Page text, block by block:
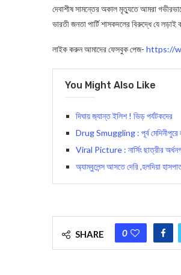
দেবাশীষ সামন্তের অকাল মৃত্যুতে আমরা
ভারতী জনতা পার্টি শাসকদলের বিরুদ্ধে যে
লাইক করুন আমাদের ফেসবুক পেজ- https://
You Might Also Like
দিঘায় জ‍্যান্ত ইলিশ ! ভিড় পর্যটকদের
Drug Smuggling : পূর্ব মেদিনীপুরে
Viral Picture : নার্সিং ছাত্রীর
অ্যাম্বুলেন্স আসতে দেরি ,হলদিয়া
SHARE 0